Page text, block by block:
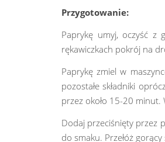
Przygotowanie:
Paprykę umyj, oczyść
rękawiczkach pokrój na
Paprykę zmiel w
pozostałe składniki
przez około 15-20 minut.
Dodaj przeciśnięty przez
do smaku. Przełóż